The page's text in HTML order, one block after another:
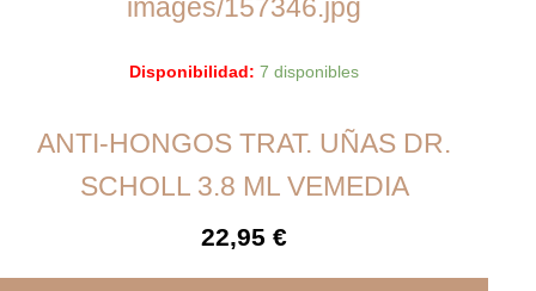
Disponibilidad: 7 disponibles
ANTI-HONGOS TRAT. UÑAS DR.
SCHOLL 3.8 ML VEMEDIA
22,95 €